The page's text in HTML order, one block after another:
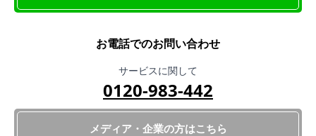
お電話でのお問い合わせ
サービスに関して
0120-983-442
メディア・企業の方はこちら